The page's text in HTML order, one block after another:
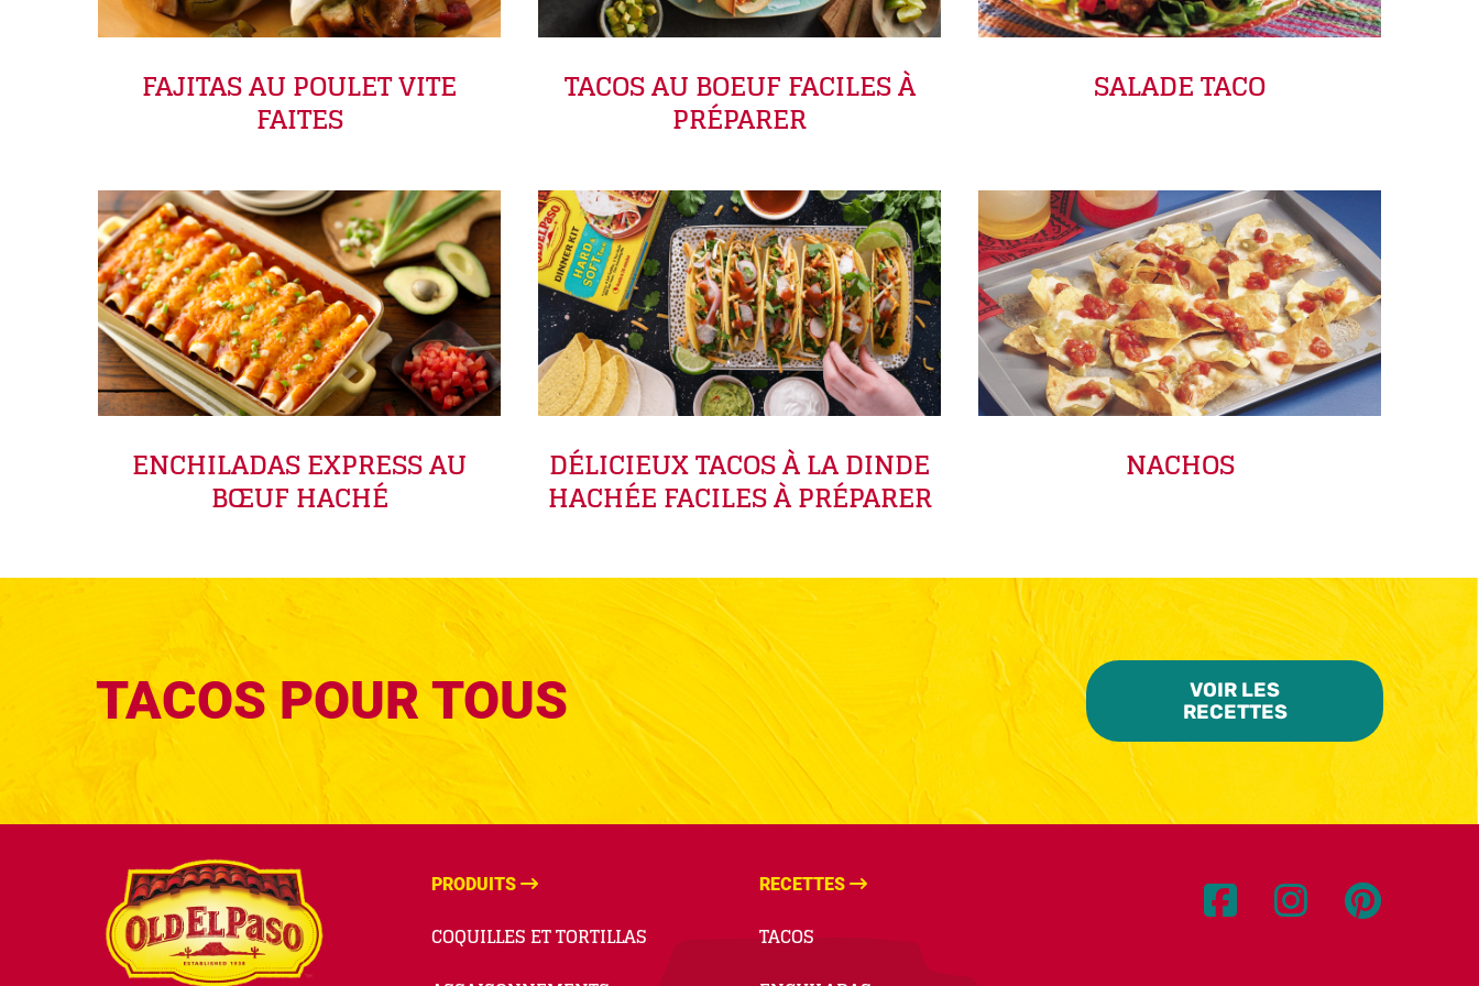
FAJITAS AU POULET VITE
FAITES
TACOS AU BOEUF FACILES À
PRÉPARER
SALADE TACO
ENCHILADAS EXPRESS AU
BŒUF HACHÉ
DÉLICIEUX TACOS À LA DINDE
HACHÉE FACILES À PRÉPARER
NACHOS
TACOS POUR TOUS
VOIR LES
RECETTES
PRODUITS
COQUILLES ET TORTILLAS
RECETTES
TACOS